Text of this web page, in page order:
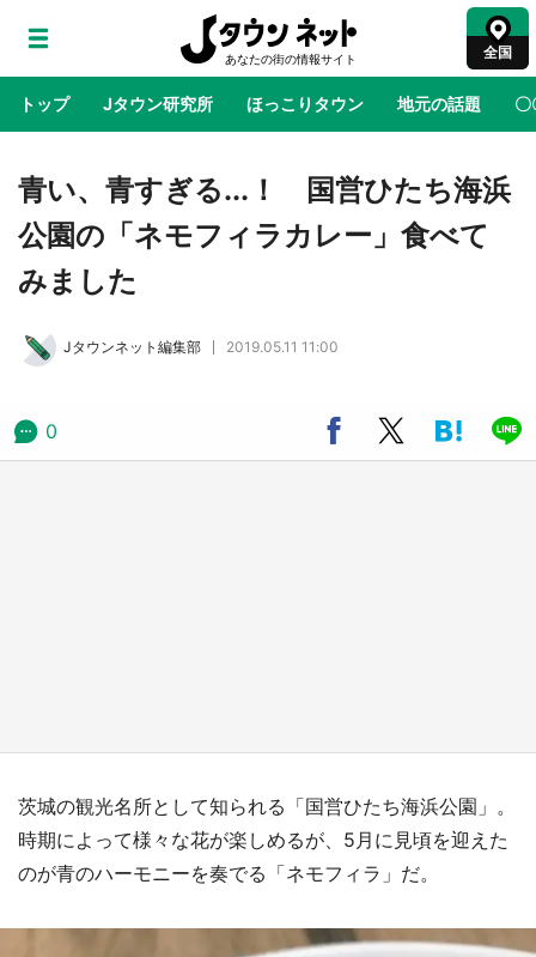
全国
トップ Jタウン研究所 ほっこりタウン 地元の話題 〇
地域×二次元 絶景 あの時はありがとう 物語がはじ
青い、青すぎる...！ 国営ひたち海浜
公園の「ネモフィラカレー」食べて
みました
Jタウンネット編集部 2019.05.11 11:00
0
茨城の観光名所として知られる「国営ひたち海浜公園」。
時期によって様々な花が楽しめるが、5月に見頃を迎えた
のが青のハーモニーを奏でる「ネモフィラ」だ。